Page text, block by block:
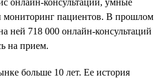
пациентов. В прошлом
ней 718 000 онлайн-консультаций
на прием.
больше 10 лет. Ее история